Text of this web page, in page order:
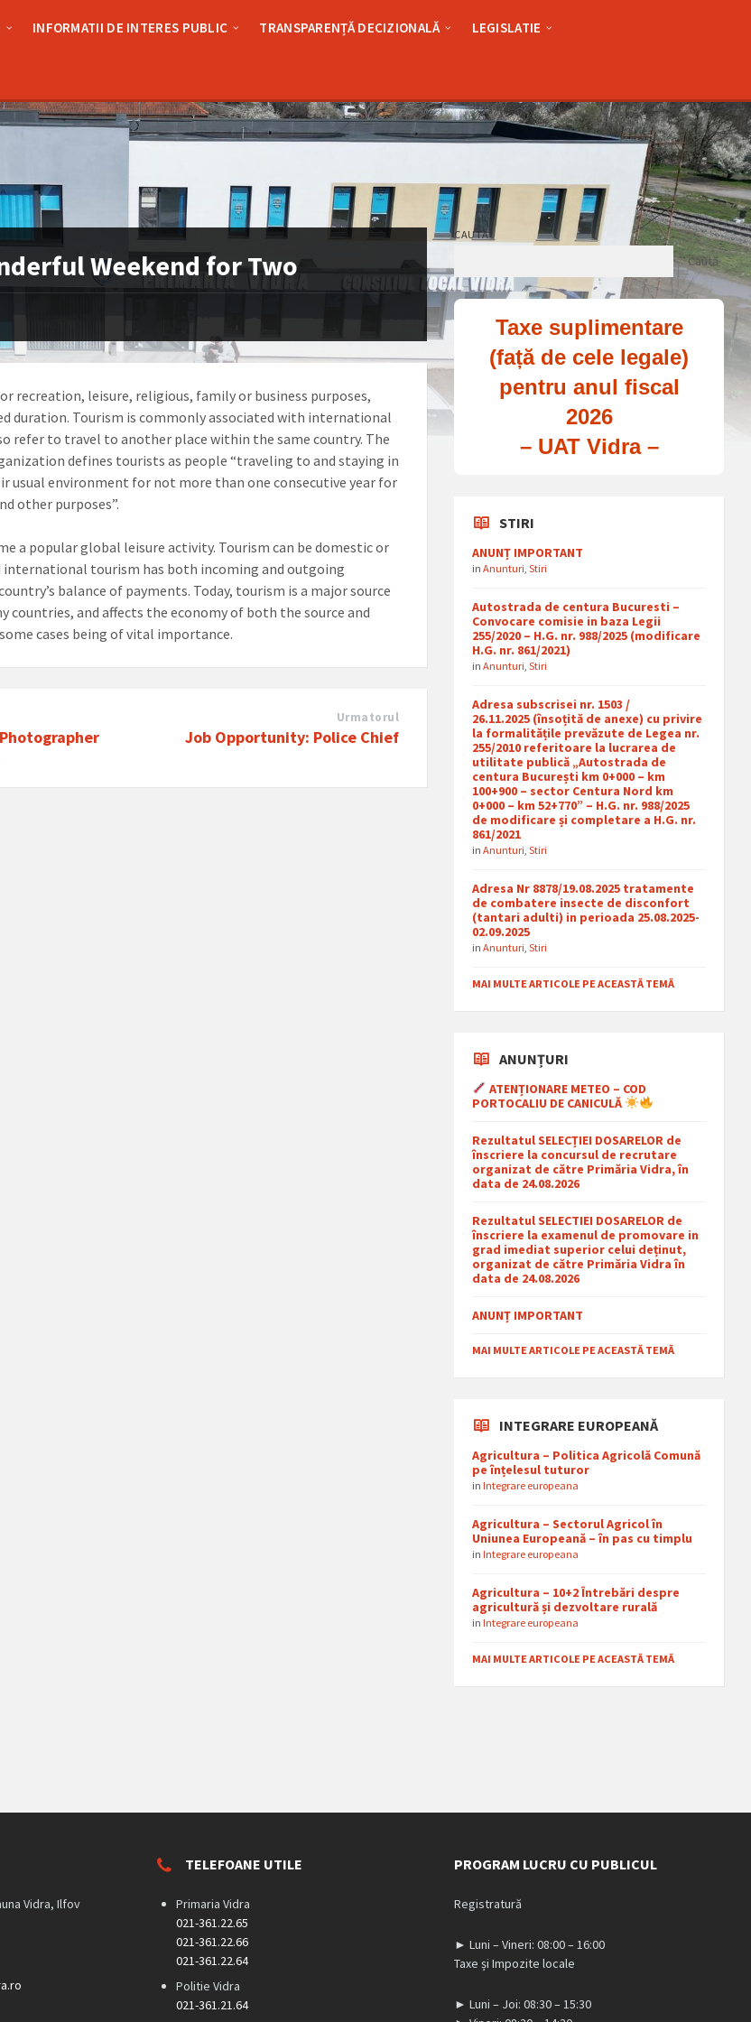
INFORMATII DE INTERES PUBLIC TRANSPARENȚĂ DECIZIONALĂ LEGISLATIE
Weekend for Two
recreation, leisure, religious, family or business purposes,
duration. Tourism is commonly associated with international
refer to travel to another place within the same country. The
defines tourists as people “traveling to and staying in
usual environment for not more than one consecutive year for
other purposes”.
a popular global leisure activity. Tourism can be domestic or
tourism has both incoming and outgoing
balance of payments. Today, tourism is a major source
countries, and affects the economy of both the source and
cases being of vital importance.
Urmatorul
Job Opportunity: Police Chief
CAUTĂ
Caută
Taxe suplimentare
(față de cele legale)
pentru anul fiscal
2026
– UAT Vidra –
STIRI
ANUNȚ IMPORTANT
inAnunturi ,Stiri
Autostrada de centura Bucuresti –
Convocare comisie in baza Legii
255/2020 – H.G. nr. 988/2025 (modificare
H.G. nr. 861/2021)
inAnunturi ,Stiri
Adresa subscrisei nr. 1503 /
26.11.2025 (însoțită de anexe) cu privire
la formalitățile prevăzute de Legea nr.
255/2010 referitoare la lucrarea de
utilitate publică „Autostrada de
centura București km 0+000 – km
100+900 – sector Centura Nord km
0+000 – km 52+770” – H.G. nr. 988/2025
de modificare și completare a H.G. nr.
861/2021
inAnunturi ,Stiri
Adresa Nr 8878/19.08.2025 tratamente
de combatere insecte de disconfort
(tantari adulti) in perioada 25.08.2025-
02.09.2025
inAnunturi ,Stiri
MAI MULTE ARTICOLE PE ACEASTĂ TEMĂ
ANUNȚURI
ATENȚIONARE METEO – COD
PORTOCALIU DE CANICULĂ
Rezultatul SELECȚIEI DOSARELOR de
înscriere la concursul de recrutare
organizat de către Primăria Vidra, în
data de 24.08.2026
Rezultatul SELECTIEI DOSARELOR de
înscriere la examenul de promovare in
grad imediat superior celui deținut,
organizat de către Primăria Vidra în
data de 24.08.2026
ANUNȚ IMPORTANT
MAI MULTE ARTICOLE PE ACEASTĂ TEMĂ
INTEGRARE EUROPEANĂ
Agricultura – Politica Agricolă Comună
pe înțelesul tuturor
inIntegrare europeana
Agricultura – Sectorul Agricol în
Uniunea Europeană – în pas cu timplu
inIntegrare europeana
Agricultura – 10+2 Întrebări despre
agricultură și dezvoltare rurală
inIntegrare europeana
MAI MULTE ARTICOLE PE ACEASTĂ TEMĂ
Vidra, Ilfov
TELEFOANE UTILE
Primaria Vidra
021-361.22.65
021-361.22.66
021-361.22.64
Politie Vidra
021-361.21.64
PROGRAM LUCRU CU PUBLICUL
Registratură
► Luni – Vineri: 08:00 – 16:00
Taxe și Impozite locale
► Luni – Joi: 08:30 – 15:30